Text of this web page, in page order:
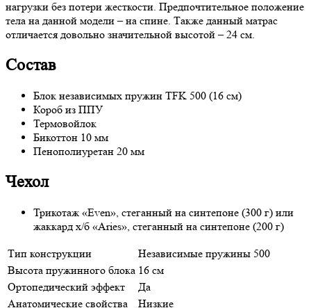
нагрузки без потери жесткости. Предпочтительное положение
тела на данной модели – на спине. Также данный матрас
отличается довольно значительной высотой – 24 см.
Состав
Блок независимых пружин TFK 500 (16 см)
Короб из ППУ
Термовойлок
Бикоттон 10 мм
Пенополиуретан 20 мм
Чехол
Трикотаж «Even», стеганный на синтепоне (300 г) или
жаккард х/б «Aries», стеганный на синтепоне (200 г)
Тип конструкции
Независимые пружины 500
Высота пружинного блока 16 см
Ортопедический эффект
Да
Анатомические свойства
Низкие